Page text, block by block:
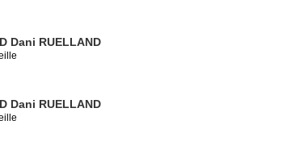
Dani RUELLAND
Dani RUELLAND